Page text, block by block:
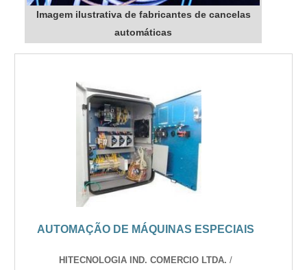
Imagem ilustrativa de fabricantes de cancelas
automáticas
AUTOMAÇÃO DE MÁQUINAS ESPECIAIS
HITECNOLOGIA IND. COMERCIO LTDA. /